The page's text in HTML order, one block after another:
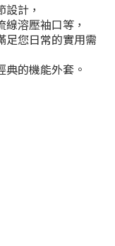
計，
溶壓袖口等，
足您日常的實用需
的機能外套。